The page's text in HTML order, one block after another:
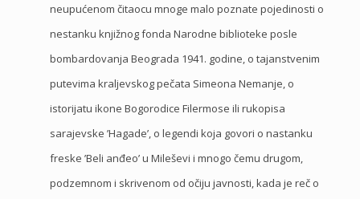
neupućenom čitaocu mnoge malo poznate pojedinosti o
nestanku knjižnog fonda Narodne biblioteke posle
bombardovanja Beograda 1941. godine, o tajanstvenim
putevima kraljevskog pečata Simeona Nemanje, o
istorijatu ikone Bogorodice Filermose ili rukopisa
sarajevske ’Hagade’, o legendi koja govori o nastanku
freske ’Beli anđeo’ u Mileševi i mnogo čemu drugom,
podzemnom i skrivenom od očiju javnosti, kada je reč o